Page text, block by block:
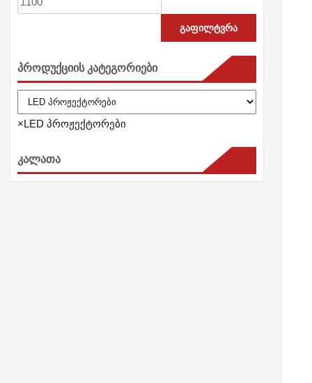
გაფილტვრა
პროდუქციის კატეგორიები
×LED პროჟექტორები
კალათა